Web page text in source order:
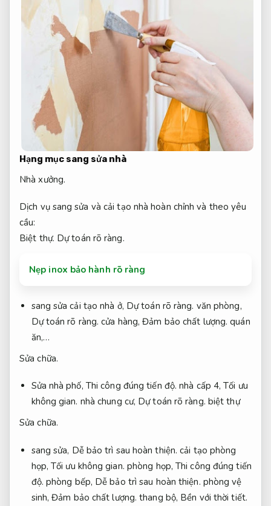
Hạng mục sang sửa nhà
Nhà xưởng.
Dịch vụ sang sửa và cải tạo nhà hoàn chỉnh và theo yêu
cầu:
Biệt thự. Dự toán rõ ràng.
Nẹp inox bảo hành rõ ràng
sang sửa cải tạo nhà ở, Dự toán rõ ràng. văn phòng,
Dự toán rõ ràng. cửa hàng,Đảm bảo chất lượng. quán
ăn,…
Sửa chữa.
Sửa nhà phố, Thi công đúng tiến độ. nhà cấp 4,Tối ưu
không gian. nhà chung cư, Dự toán rõ ràng. biệt thự
Sửa chữa.
sang sửa, Dễ bảo trì sau hoàn thiện. cải tạo phòng
họp, Tối ưu không gian. phòng họp,Thi công đúng tiến
độ. phòng bếp, Dễ bảo trì sau hoàn thiện. phòng vệ
sinh,Đảm bảo chất lượng. thang bộ, Bền với thời tiết.